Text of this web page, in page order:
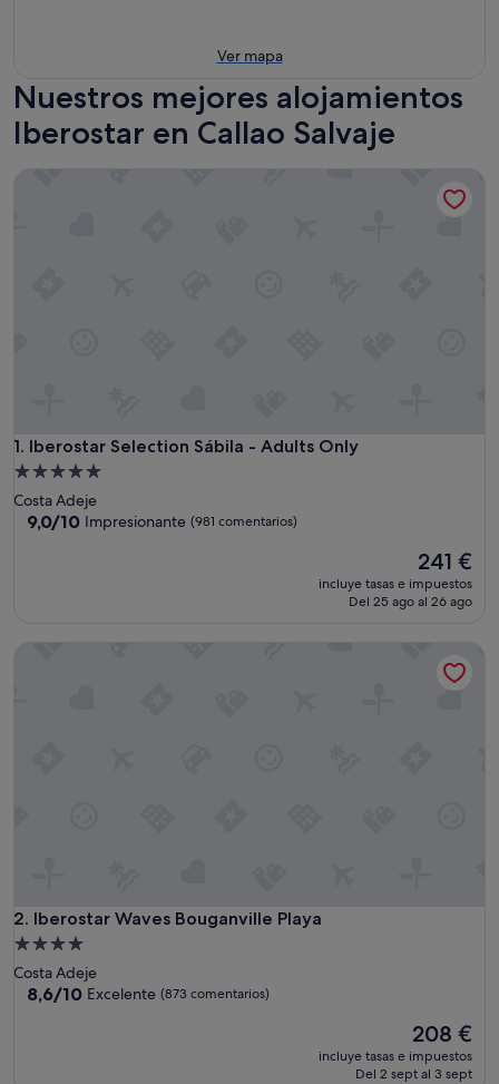
Ver mapa
Nuestros mejores alojamientos
Iberostar en Callao Salvaje
1. Iberostar Selection Sábila - Adults Only
Iberostar Selection Sábila - Adults Only
Alojamiento
de
5.0 estrellas
Costa Adeje
9.0
9,0/10 Impresionante (981 comentarios)
El
precio
actual
241 €
incluye tasas e impuestos
Del 25 ago al 26 ago
2. Iberostar Waves Bouganville Playa
Iberostar Waves Bouganville Playa
Alojamiento
de
4.0 estrellas
Costa Adeje
8.6
8,6/10 Excelente (873 comentarios)
El
precio
actual
208 €
incluye tasas e impuestos
Del 2 sept al 3 sept